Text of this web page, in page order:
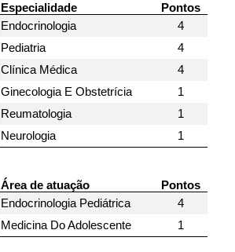
Especialidade
Pontos
Endocrinologia
4
Pediatria
4
Clínica Médica
4
Ginecologia E Obstetrícia
1
Reumatologia
1
Neurologia
1
Área de atuação
Pontos
Endocrinologia Pediátrica
4
Medicina Do Adolescente
1